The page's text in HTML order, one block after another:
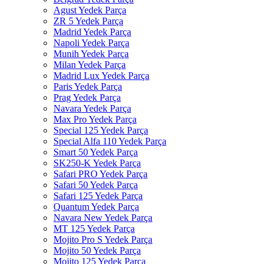
Agust Yedek Parça
ZR 5 Yedek Parça
Madrid Yedek Parça
Napoli Yedek Parça
Munih Yedek Parça
Milan Yedek Parça
Madrid Lux Yedek Parça
Paris Yedek Parça
Prag Yedek Parça
Navara Yedek Parça
Max Pro Yedek Parça
Special 125 Yedek Parça
Special Alfa 110 Yedek Parça
Smart 50 Yedek Parça
SK250-K Yedek Parça
Safari PRO Yedek Parça
Safari 50 Yedek Parça
Safari 125 Yedek Parça
Quantum Yedek Parça
Navara New Yedek Parça
MT 125 Yedek Parça
Mojito Pro S Yedek Parça
Mojito 50 Yedek Parça
Mojito 125 Yedek Parça